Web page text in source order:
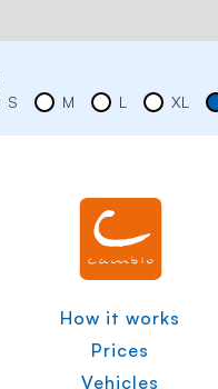
S M L XL
How it works
Prices
Vehicles